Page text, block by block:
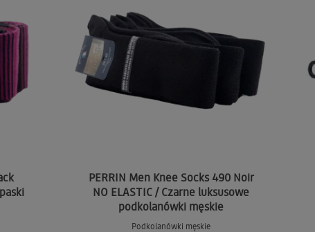
PERRIN Men Knee Socks 490 Noir
NO ELASTIC / Czarne luksusowe
podkolanówki męskie
Podkolanówki męskie